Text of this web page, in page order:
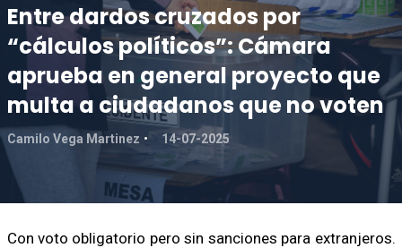
Entre dardos cruzados por
“cálculos políticos”: Cámara
aprueba en general proyecto que
multa a ciudadanos que no voten
Camilo Vega Martinez 14-07-2025
Con voto obligatorio pero sin sanciones para extranjeros.